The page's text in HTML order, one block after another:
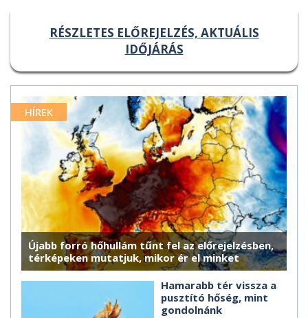
RÉSZLETES ELŐREJELZÉS, AKTUÁLIS
IDŐJÁRÁS
HÍREK
Újabb forró hőhullám tűnt fel az előrejelzésben,
térképeken mutatjuk, mikor ér el minket
Hamarabb tér vissza a
pusztító hőség, mint
gondolnánk